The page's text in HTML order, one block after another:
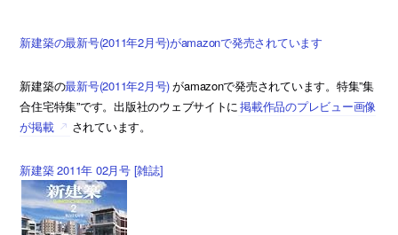
新建築の最新号(2011年2月号)がamazonで発売されています
新建築の最新号(2011年2月号)がamazonで発売されています。特集”集
合住宅特集”です。出版社のウェブサイトに掲載作品のプレビュー画像
が掲載
されています。
新建築 2011年 02月号 [雑誌]